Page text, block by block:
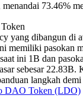
73.46%
yang dibangun di
memiliki pasokan
ini 1B dan
sebesar
langkah
DAO Token (LDO)